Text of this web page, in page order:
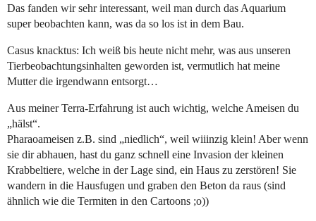
Das fanden wir sehr interessant, weil man durch das Aquarium
super beobachten kann, was da so los ist in dem Bau.
Casus knacktus: Ich weiß bis heute nicht mehr, was aus unseren
Tierbeobachtungsinhalten geworden ist, vermutlich hat meine
Mutter die irgendwann entsorgt…
Aus meiner Terra-Erfahrung ist auch wichtig, welche Ameisen du
„hälst“.
Pharaoameisen z.B. sind „niedlich“, weil wiiinzig klein! Aber wenn
sie dir abhauen, hast du ganz schnell eine Invasion der kleinen
Krabbeltiere, welche in der Lage sind, ein Haus zu zerstören! Sie
wandern in die Hausfugen und graben den Beton da raus (sind
ähnlich wie die Termiten in den Cartoons ;o))